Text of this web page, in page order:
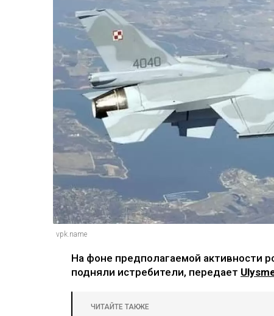
vpk.name
На фоне предполагаемой активности
подняли истребители, передает
ЧИТАЙТЕ ТАКЖЕ